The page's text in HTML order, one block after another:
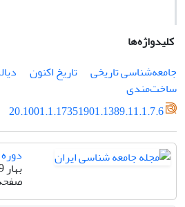
کلیدواژه‌ها
جامعه‌شناسی تاریخی
تاریخ اکنون
ساخت‌مندی
20.1001.1.17351901.1389.11.1.7.6
دوره 11، شماره 1
بهار 1389